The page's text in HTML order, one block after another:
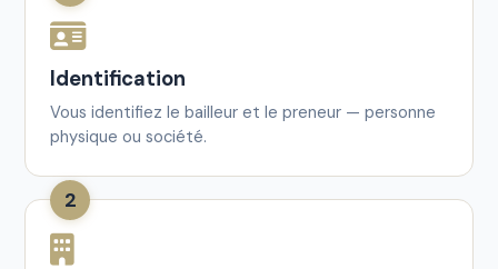
Identification
Vous identifiez le bailleur et le preneur — personne
physique ou société.
2